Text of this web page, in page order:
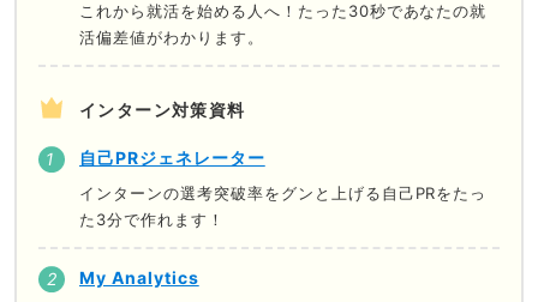
これから就活を始める人へ！たった30秒であなたの就
活偏差値がわかります。
インターン対策資料
自己PRジェネレーター
インターンの選考突破率をグンと上げる自己PRをたっ
た3分で作れます！
My Analytics